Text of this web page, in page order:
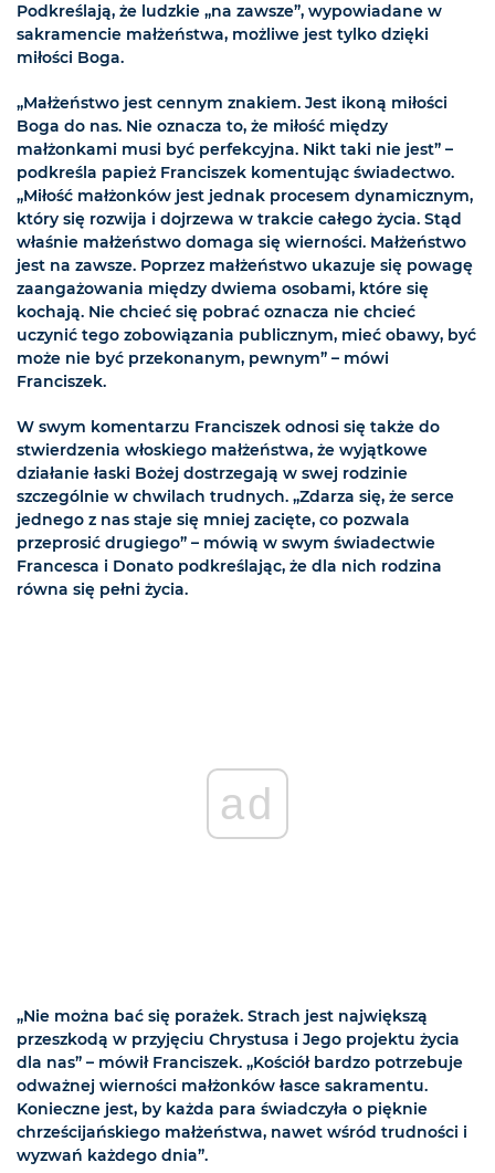
Podkreślają, że ludzkie „na zawsze”, wypowiadane w
sakramencie małżeństwa, możliwe jest tylko dzięki
miłości Boga.
„Małżeństwo jest cennym znakiem. Jest ikoną miłości
Boga do nas. Nie oznacza to, że miłość między
małżonkami musi być perfekcyjna. Nikt taki nie jest” –
podkreśla papież Franciszek komentując świadectwo.
„Miłość małżonków jest jednak procesem dynamicznym,
który się rozwija i dojrzewa w trakcie całego życia. Stąd
właśnie małżeństwo domaga się wierności. Małżeństwo
jest na zawsze. Poprzez małżeństwo ukazuje się powagę
zaangażowania między dwiema osobami, które się
kochają. Nie chcieć się pobrać oznacza nie chcieć
uczynić tego zobowiązania publicznym, mieć obawy, być
może nie być przekonanym, pewnym” – mówi
Franciszek.
W swym komentarzu Franciszek odnosi się także do
stwierdzenia włoskiego małżeństwa, że wyjątkowe
działanie łaski Bożej dostrzegają w swej rodzinie
szczególnie w chwilach trudnych. „Zdarza się, że serce
jednego z nas staje się mniej zacięte, co pozwala
przeprosić drugiego” – mówią w swym świadectwie
Francesca i Donato podkreślając, że dla nich rodzina
równa się pełni życia.
ad
„Nie można bać się porażek. Strach jest największą
przeszkodą w przyjęciu Chrystusa i Jego projektu życia
dla nas” – mówił Franciszek. „Kościół bardzo potrzebuje
odważnej wierności małżonków łasce sakramentu.
Konieczne jest, by każda para świadczyła o pięknie
chrześcijańskiego małżeństwa, nawet wśród trudności i
wyzwań każdego dnia”.